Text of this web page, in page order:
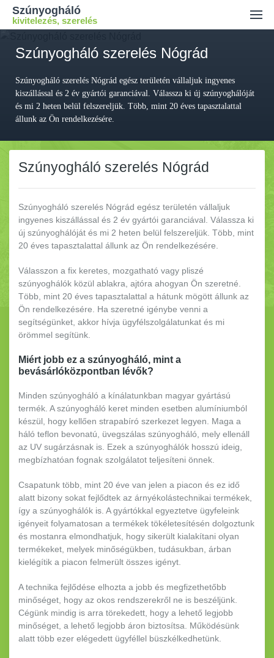
Szúnyogháló
kivitelezés, szerelés
Ajánlatkérés
Kiszállási díj
Kapcsolat
Szúnyogháló szerelés Nógrád
Szúnyogháló szerelés Nógrád egész területén vállaljuk ingyenes
kiszállással és 2 év gyártói garanciával. Válassza ki új szúnyoghálóját
és mi 2 heten belül felszereljük. Több, mint 20 éves tapasztalattal
állunk az Ön rendelkezésére.
Szúnyogháló szerelés Nógrád
Szúnyogháló szerelés Nógrád egész területén vállaljuk
ingyenes kiszállással és 2 év gyártói garanciával. Válassza ki
új szúnyoghálóját és mi 2 heten belül felszereljük. Több, mint
20 éves tapasztalattal állunk az Ön rendelkezésére.
Válasszon a fix keretes, mozgatható vagy pliszé
szúnyoghálók közül ablakra, ajtóra ahogyan Ön szeretné.
Több, mint 20 éves tapasztalattal a hátunk mögött állunk az
Ön rendelkezésére. Ha szeretné igénybe venni a
segítségünket, akkor hívja ügyfélszolgálatunkat és mi
örömmel segítünk.
Miért jobb ez a szúnyogháló, mint a
bevásárlóközpontban lévők?
Minden szúnyogháló a kínálatunkban magyar gyártású
termék. A szúnyogháló keret minden esetben alumíniumból
készül, hogy kellően strapabíró szerkezet legyen. Maga a
háló teflon bevonatú, üvegszálas szúnyogháló, mely ellenáll
az UV sugárzásnak is. Ezek a szúnyoghálók hosszú ideig,
megbízhatóan fognak szolgálatot teljesíteni önnek.
Csapatunk több, mint 20 éve van jelen a piacon és ez idő
alatt bizony sokat fejlődtek az árnyékolástechnikai termékek,
így a szúnyoghálók is. A gyártókkal egyeztetve ügyfeleink
igényeit folyamatosan a termékek tökéletesítésén dolgoztunk
és mostanra elmondhatjuk, hogy sikerült kialakítani olyan
termékeket, melyek minőségükben, tudásukban, árban
kielégítik a piacon felmerült összes igényt.
A technika fejlődése elhozta a jobb és megfizethetőbb
minőséget, hogy az okos rendszerekről ne is beszéljünk.
Cégünk mindig is arra törekedett, hogy a lehető legjobb
minőséget, a lehető legjobb áron biztosítsa. Működésünk
alatt több ezer elégedett ügyféllel büszkélkedhetünk.